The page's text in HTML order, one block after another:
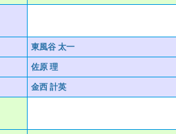
東風谷 太一
佐原 理
金西 計英